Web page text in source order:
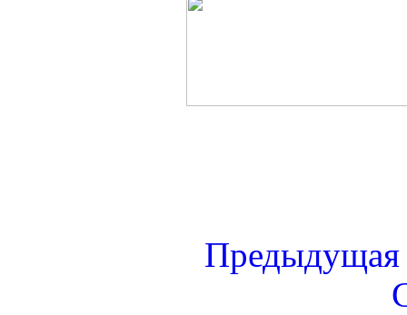
Предыдущая